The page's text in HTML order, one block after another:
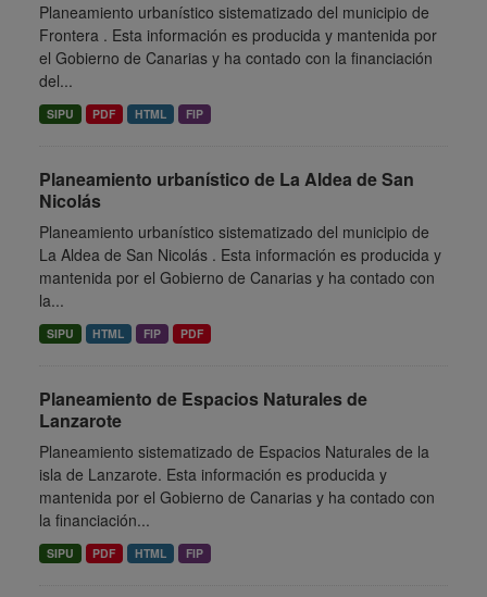
Planeamiento urbanístico sistematizado del municipio de
Frontera . Esta información es producida y mantenida por
el Gobierno de Canarias y ha contado con la financiación
del...
SIPU PDF HTML FIP
Planeamiento urbanístico de La Aldea de San
Nicolás
Planeamiento urbanístico sistematizado del municipio de
La Aldea de San Nicolás . Esta información es producida y
mantenida por el Gobierno de Canarias y ha contado con
la...
SIPU HTML FIP PDF
Planeamiento de Espacios Naturales de
Lanzarote
Planeamiento sistematizado de Espacios Naturales de la
isla de Lanzarote. Esta información es producida y
mantenida por el Gobierno de Canarias y ha contado con
la financiación...
SIPU PDF HTML FIP